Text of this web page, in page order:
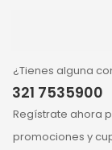
¿Tienes alguna
321 7535900
Regístrate ahora
promociones y